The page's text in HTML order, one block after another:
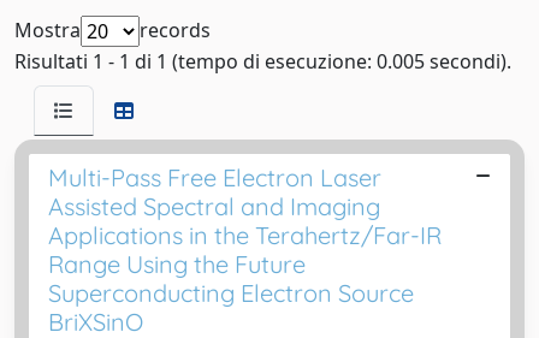
Mostra
records
Risultati 1 - 1 di 1 (tempo di esecuzione: 0.005 secondi).
Multi-Pass Free Electron Laser
Assisted Spectral and Imaging
Applications in the Terahertz/Far-IR
Range Using the Future
Superconducting Electron Source
BriXSinO